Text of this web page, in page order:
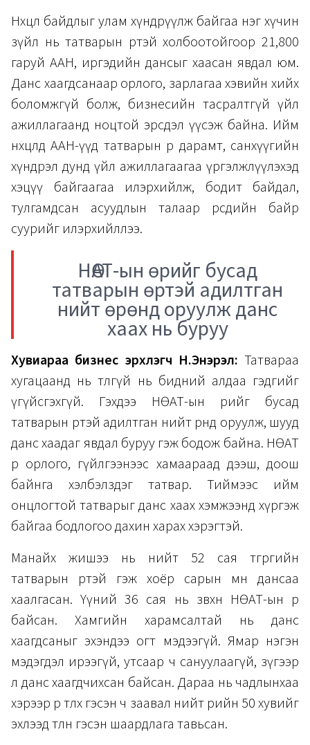
Нөхцөл байдлыг улам хүндрүүлж байгаа нэг хүчин
зүйл нь татварын өртэй холбоотойгоор 21,800
гаруй ААН, иргэдийн дансыг хаасан явдал юм.
Данс хаагдсанаар орлого, зарлагаа хэвийн хийх
боломжгүй болж, бизнесийн тасралтгүй үйл
ажиллагаанд ноцтой эрсдэл үүсэж байна. Ийм
нөхцөлд ААН-үүд татварын өр дарамт, санхүүгийн
хүндрэл дунд үйл ажиллагаагаа үргэлжлүүлэхэд
хэцүү байгаагаа илэрхийлж, бодит байдал,
тулгамдсан асуудлын талаар өөрсдийн байр
суурийг илэрхийллээ.
НӨАТ-ын өрийг бусад
татварын өртэй адилтган
нийт өрөнд оруулж данс
хаах нь буруу
Хувиараа бизнес эрхлэгч Н.Энэрэл: Татвараа
хугацаанд нь төлөөгүй нь бидний алдаа гэдгийг
үгүйсгэхгүй. Гэхдээ НӨАТ-ын өрийг бусад
татварын өртэй адилтган нийт өрөнд оруулж, шууд
данс хаадаг явдал буруу гэж бодож байна. НӨАТ
өөрөө орлого, гүйлгээнээс хамаараад дээш, доош
байнга хэлбэлздэг татвар. Тиймээс ийм
онцлогтой татварыг данс хаах хэмжээнд хүргэж
байгаа бодлогоо дахин харах хэрэгтэй.
Манайх жишээ нь нийт 52 сая төгрөгийн
татварын өртэй гэж хоёр сарын өмнө дансаа
хаалгасан. Үүний 36 сая нь зөвхөн НӨАТ-ын өр
байсан. Хамгийн харамсалтай нь данс
хаагдсаныг эхэндээ огт мэдээгүй. Ямар нэгэн
мэдэгдэл ирээгүй, утсаар ч сануулаагүй, зүгээр
л данс хаагдчихсан байсан. Дараа нь чадлынхаа
хэрээр өрөө төлөх гэсэн ч заавал нийт өрийн 50 хувийг
эхлээд төлнө гэсэн шаардлага тавьсан.